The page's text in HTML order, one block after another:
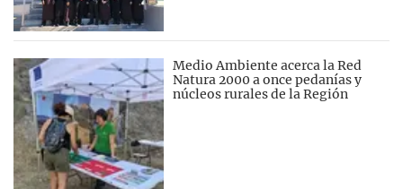
Medio Ambiente acerca la Red
Natura 2000 a once pedanías y
núcleos rurales de la Región